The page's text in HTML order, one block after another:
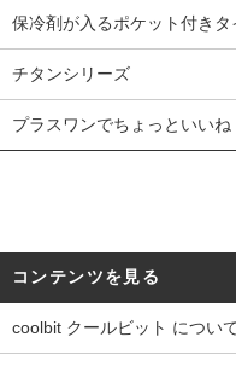
保冷剤が入るポケット付きタ
チタンシリーズ
プラスワンでちょっといい
コンテンツを見る
coolbit クールビット につい